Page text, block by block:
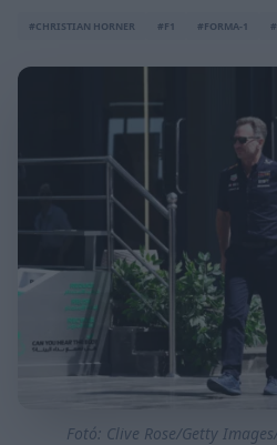
#CHRISTIAN HORNER #F1 #FORMA-1
Fotó: Clive Rose/Getty